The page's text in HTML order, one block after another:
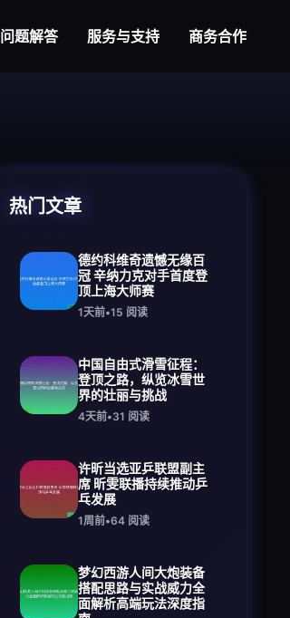
问题解答 服务与支持 商务合作
热门文章
德约科维奇遗憾无缘百
冠 辛纳力克对手首度登
顶上海大师赛
1天前•15 阅读
中国自由式滑雪征程：
登顶之路，纵览冰雪世
界的壮丽与挑战
4天前•31 阅读
许昕当选亚乒联盟副主
席 昕雯联播持续推动乒
乓发展
1周前•64 阅读
梦幻西游人间大炮装备
搭配思路与实战威力全
面解析高端玩法深度指